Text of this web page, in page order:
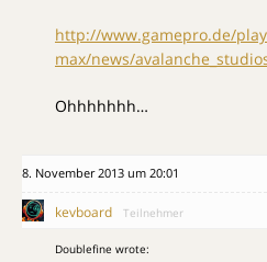
http://www.gamepro.de/
max/news/
Ohhhhhhh…
8. November 2013 um 20:01
kevboard Teilnehmer
Doublefine wrote: